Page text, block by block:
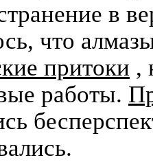
в
что
притоки ,
работы.